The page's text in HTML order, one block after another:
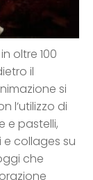
oltre 100
il
si
l’utilizzo di
e pastelli,
e collages su
che